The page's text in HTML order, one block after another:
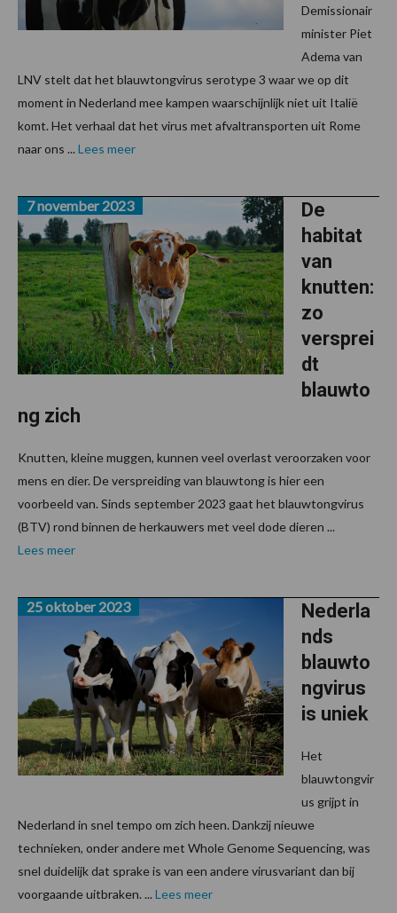
Demissionair
minister Piet
Adema van
LNV stelt dat het blauwtongvirus serotype 3 waar we op dit
moment in Nederland mee kampen waarschijnlijk niet uit Italië
komt. Het verhaal dat het virus met afvaltransporten uit Rome
naar ons ... Lees meer
De
habitat
van
knutten:
zo
versprei
dt
blauwto
ng zich
7 november 2023
Knutten, kleine muggen, kunnen veel overlast veroorzaken voor
mens en dier. De verspreiding van blauwtong is hier een
voorbeeld van. Sinds september 2023 gaat het blauwtongvirus
(BTV) rond binnen de herkauwers met veel dode dieren ...
Lees meer
Nederla
nds
blauwto
ngvirus
is uniek
25 oktober 2023
Het
blauwtongvir
us grijpt in
Nederland in snel tempo om zich heen. Dankzij nieuwe
technieken, onder andere met Whole Genome Sequencing, was
snel duidelijk dat sprake is van een andere virusvariant dan bij
voorgaande uitbraken. ... Lees meer